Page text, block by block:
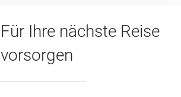
Für Ihre nächste Reise
vorsorgen